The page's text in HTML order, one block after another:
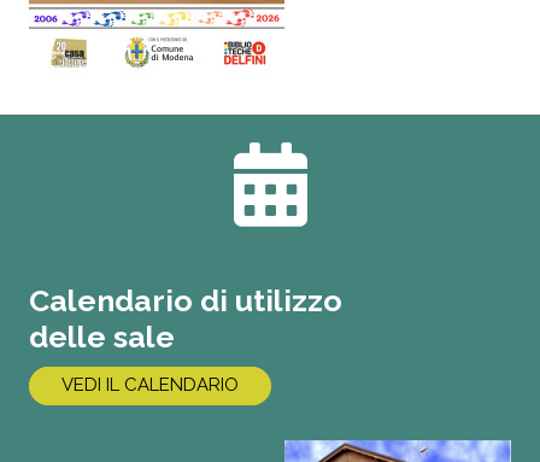
Calendario di utilizzo
delle sale
VEDI IL CALENDARIO